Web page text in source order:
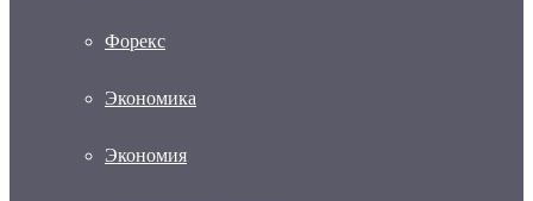
Форекс
Экономика
Экономия